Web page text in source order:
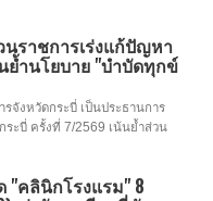
นราชการเร่งแก้ปัญหา
ำนโยบาย "บำบัดทุกข์
จังหวัดกระบี่ เป็นประธานการ
ะบี่ ครั้งที่ 7/2569 เน้นย้ำส่วน
"คลินิกโรงแรม" 8